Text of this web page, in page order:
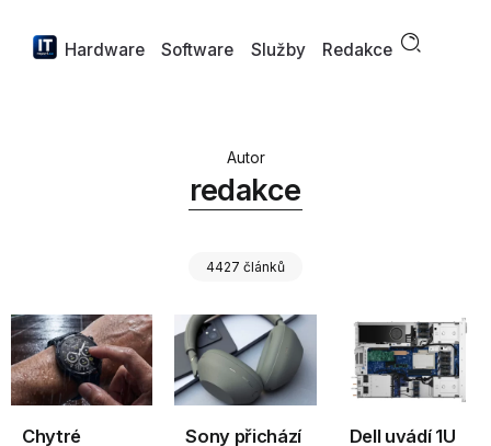
Hardware Software Služby Redakce
Autor
redakce
4427 článků
Chytré
Sony přichází
Dell uvádí 1U